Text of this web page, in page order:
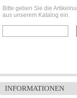
Bitte geben Sie die
aus unserem Katalog ein.
INFORMATIONEN